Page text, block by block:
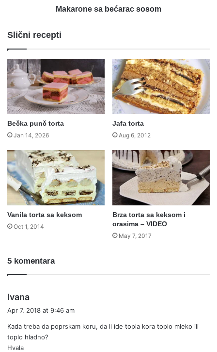
Makarone sa bećarac sosom
Slični recepti
Bečka punč torta
Jan 14, 2026
Jafa torta
Aug 6, 2012
Vanila torta sa keksom
Oct 1, 2014
Brza torta sa keksom i
orasima – VIDEO
May 7, 2017
5 komentara
Ivana
s
:
Apr 7, 2018 at 9:46 am
Kada treba da poprskam koru, da li ide topla kora toplo mleko ili
toplo hladno?
Hvala